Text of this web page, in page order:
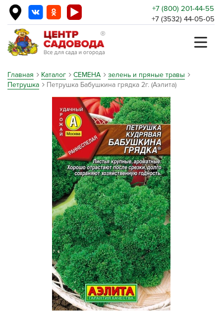
+7 (800) 201-44-55
+7 (3532) 44-05-05
Главная Каталог СЕМЕНА
зелень и пряные травы
Петрушка
Петрушка Бабушкина грядка 2г. (Аэлита)